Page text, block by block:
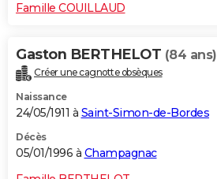
Famille COUILLAUD
Gaston BERTHELOT (84 ans)
Créer une cagnotte obsèques
Naissance
24/05/1911 à Saint-Simon-de-Bordes
Décès
05/01/1996 à Champagnac